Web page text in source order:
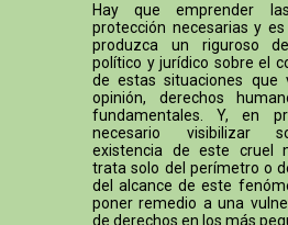
Hay que emprender
protección necesarias y
produzca un riguroso
político y jurídico sobre el
de estas situaciones que
opinión, derechos
fundamentales. Y, en
necesario visibilizar
existencia de este cruel
trata solo del perímetro o
del alcance de este
poner remedio a una
de derechos en los más